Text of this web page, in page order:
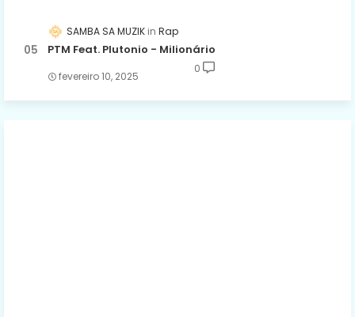
SAMBA SA MUZIK Rap
PTM Feat. Plutonio - Milionário
fevereiro 10, 2025
0